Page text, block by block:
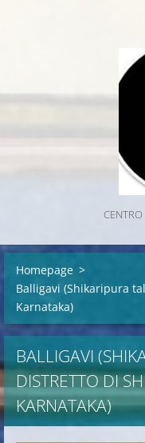
Homepage >
Balligavi (Shikaripura
Karnataka)
BALLIGAVI
DISTRETTO DI
KARNATAKA)